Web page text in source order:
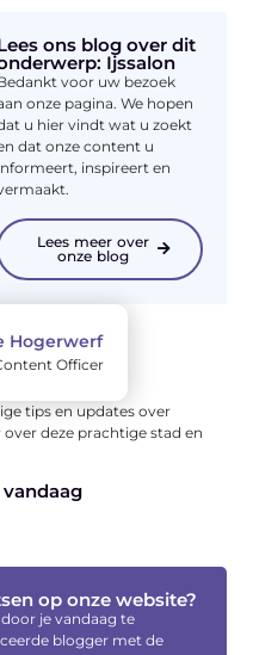
ons blog over dit
Ijssalon
voor uw bezoek
onze pagina. We hopen
u hier vindt wat u zoekt
dat onze content u
inspireert en
Lees meer over
onze blog
Hogerwerf
Officer
tips en updates over
deze prachtige stad en
op onze website?
je vandaag te
blogger met de